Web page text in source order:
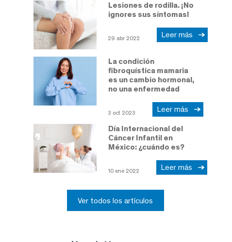
Lesiones de rodilla. ¡No
ignores sus síntomas!
29 abr 2022 Leer más
La condición
fibroquística mamaria
es un cambio hormonal,
no una enfermedad
3 oct 2023 Leer más
Día Internacional del
Cáncer Infantil en
México: ¿cuándo es?
10 ene 2022 Leer más
Ver todos los artículos